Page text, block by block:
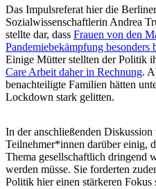
Das Impulsreferat hier die Berliner
Sozialwissenschaftlerin Andrea
stellte dar, dass Frauen von den
Pandemiebekämpfung besonders
Einige Mütter stellten der Politik
Care Arbeit daher in Rechnung.
benachteiligte Familien hätten
Lockdown stark gelitten.
In der anschließenden
Teilnehmer*innen darüber einig,
Thema gesellschaftlich dringend
werden müsse. Sie forderten
Politik hier einen stärkeren Fokus